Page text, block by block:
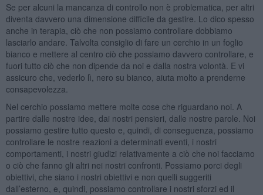
Se per alcuni la mancanza di controllo non è problematica, per altri
diventa davvero una dimensione difficile da gestire. Lo dico spesso
anche in terapia, ciò che non possiamo controllare dobbiamo
lasciarlo andare. Talvolta consiglio di fare un cerchio in un foglio
bianco e mettere al centro ciò che possiamo davvero controllare, e
fuori tutto ciò che non dipende da noi e dalla nostra volontà. E vi
assicuro che, vederlo lì, nero su bianco, aiuta molto a prenderne
consapevolezza.
Nel cerchio possiamo mettere molte cose che riguardano noi. A
partire dalle nostre idee, dai nostri pensieri, dalle nostre parole. Noi
possiamo gestire tutto questo e, quindi, di conseguenza, possiamo
controllare le nostre reazioni a determinati eventi, i nostri
comportamenti, i nostri giudizi relativamente a ciò che noi facciamo
o ciò che fanno gli altri nei nostri confronti. Possiamo porci degli
obiettivi, che siano i nostri obiettivi e non quelli suggeriti
dall’esterno, e, quindi, possiamo controllare i nostri sforzi ed il